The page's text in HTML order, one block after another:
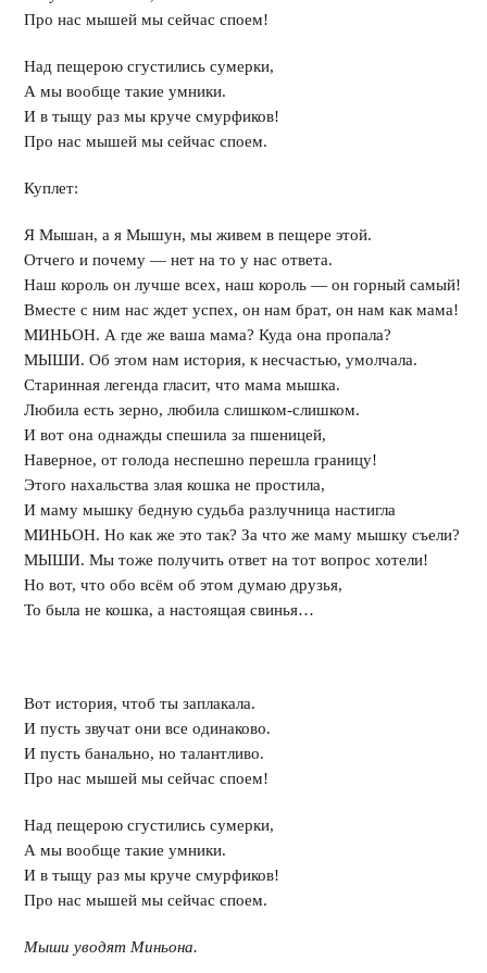
Про нас мышей мы сейчас споем!
Над пещерою сгустились сумерки,
А мы вообще такие умники.
И в тыщу раз мы круче смурфиков!
Про нас мышей мы сейчас споем.
Куплет:
Я Мышан, а я Мышун, мы живем в пещере этой.
Отчего и почему — нет на то у нас ответа.
Наш король он лучше всех, наш король — он горный самый!
Вместе с ним нас ждет успех, он нам брат, он нам как мама!
МИНЬОН. А где же ваша мама? Куда она пропала?
МЫШИ. Об этом нам история, к несчастью, умолчала.
Старинная легенда гласит, что мама мышка.
Любила есть зерно, любила слишком-слишком.
И вот она однажды спешила за пшеницей,
Наверное, от голода неспешно перешла границу!
Этого нахальства злая кошка не простила,
И маму мышку бедную судьба разлучница настигла
МИНЬОН. Но как же это так? За что же маму мышку съели?
МЫШИ. Мы тоже получить ответ на тот вопрос хотели!
Но вот, что обо всём об этом думаю друзья,
То была не кошка, а настоящая свинья…
Вот история, чтоб ты заплакала.
И пусть звучат они все одинаково.
И пусть банально, но талантливо.
Про нас мышей мы сейчас споем!
Над пещерою сгустились сумерки,
А мы вообще такие умники.
И в тыщу раз мы круче смурфиков!
Про нас мышей мы сейчас споем.
Мыши уводят Миньона.